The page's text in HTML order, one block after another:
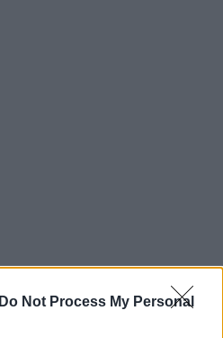
Do Not Process My Personal